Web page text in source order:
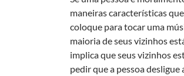
maneiras características
coloque para tocar uma
maioria de seus vizinhos
implica que seus vizinhos
pedir que a pessoa